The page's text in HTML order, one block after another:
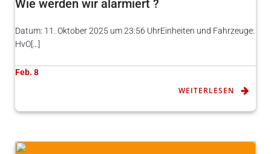
Wie werden wir alarmiert ?
Datum: 11. Oktober 2025 um 23:56 UhrEinheiten und Fahrzeuge:
HvO[…]
Feb. 8
WEITERLESEN